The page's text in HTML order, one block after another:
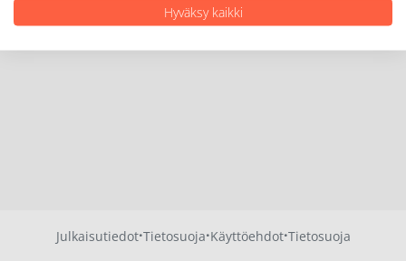
Julkaisutiedot·Tietosuoja·Käyttöehdot·Tietosuoja
Hyväksy kaikki